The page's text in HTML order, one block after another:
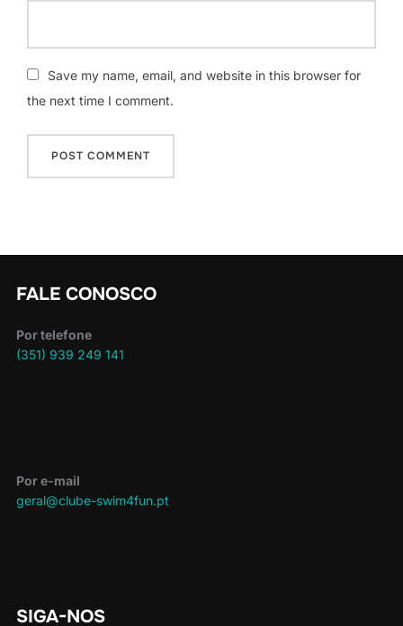
Save my name, email, and website in this browser for
the next time I comment.
FALE CONOSCO
Por telefone
(351) 939 249 141
Por e-mail
geral@clube-swim4fun.pt
SIGA-NOS